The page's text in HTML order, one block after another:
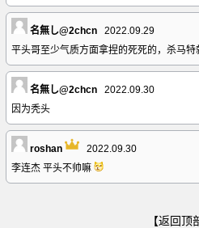
名無し@2chcn
2022.09.29
平头哥至少气质方面拿捏的死死的，杀马特
名無し@2chcn
2022.09.30
因为秃头
roshan
2022.09.30
李连杰 平头不帅嘛
【返回顶